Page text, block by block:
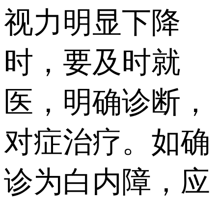
视力明显下降
时，要及时就
医，明确诊断，
对症治疗。如确
诊为白内障，应